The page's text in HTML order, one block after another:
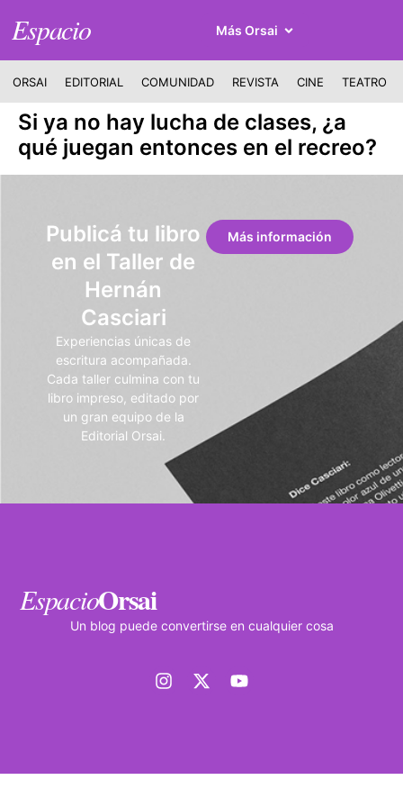
Espacio Más Orsai
ORSAI EDITORIAL COMUNIDAD REVISTA CINE TEATRO
Si ya no hay lucha de clases, ¿a
qué juegan entonces en el recreo?
Publicá tu libro
en el Taller de
Hernán
Casciari
Experiencias únicas de
escritura acompañada.
Cada taller culmina con tu
libro impreso, editado por
un gran equipo de la
Editorial Orsai.
Más información
EspacioOrsai
Un blog puede convertirse en cualquier cosa